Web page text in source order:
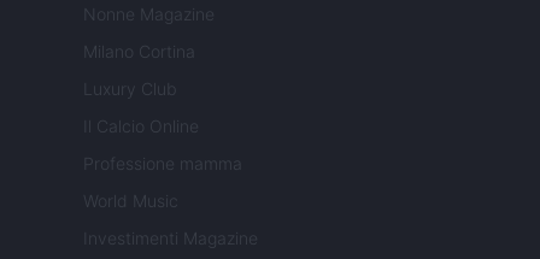
Nonne Magazine
Milano Cortina
Luxury Club
Il Calcio Online
Professione mamma
World Music
Investimenti Magazine